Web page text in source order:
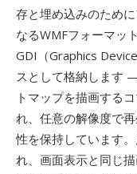
存と埋め込みのため
なるWMFフォーマッ
GDI（Graphics
スとして格納します
トマップを描画する
れ、任意の解像度で
性を保持しています
れ、画面表示と同じ